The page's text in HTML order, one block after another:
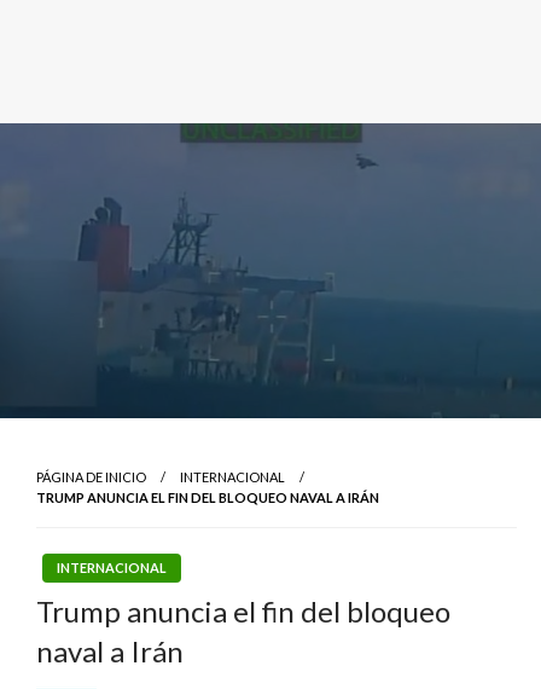
PÁGINA DE INICIO
INTERNACIONAL
TRUMP ANUNCIA EL FIN DEL BLOQUEO NAVAL A IRÁN
INTERNACIONAL
Trump anuncia el fin del bloqueo
naval a Irán